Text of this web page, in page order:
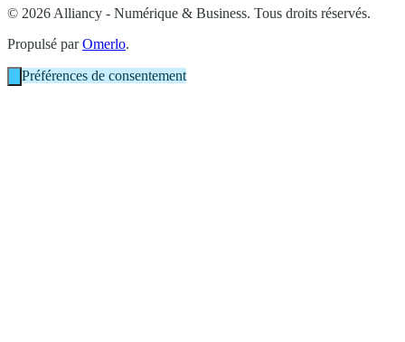
© 2026 Alliancy - Numérique & Business. Tous droits réservés.
Propulsé parOmerlo.
Préférences de consentement